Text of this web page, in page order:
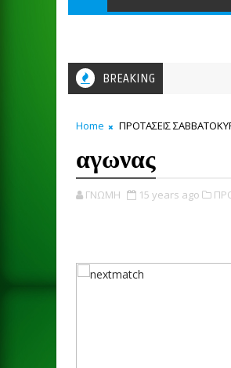
BREAKING
Home ΠΡΟΤΑΣΕΙΣ
αγωνας
ΓΝΩΜΗ 15 years ago